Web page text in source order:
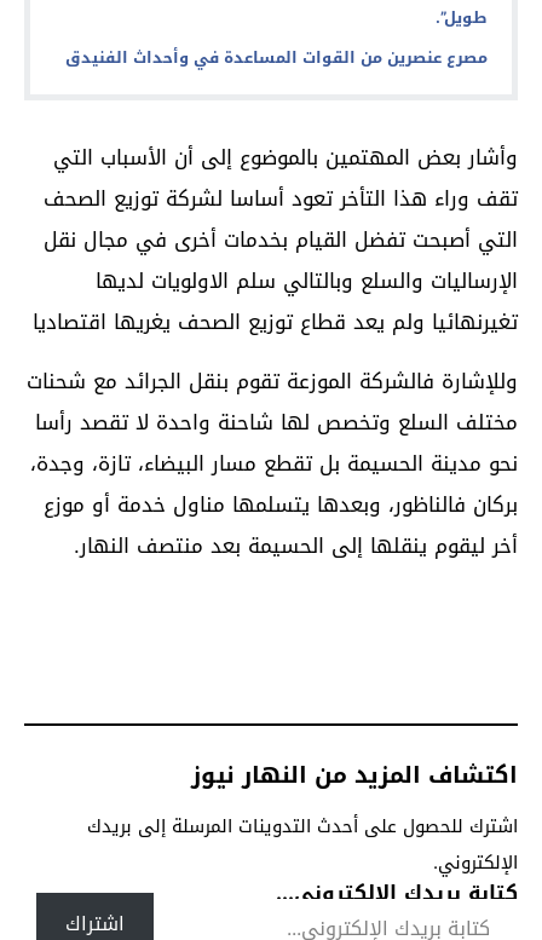
طويل”.
مصرع عنصرين من القوات المساعدة في وأحداث الفنيدق
وأشار بعض المهتمين بالموضوع إلى أن الأسباب التي
تقف وراء هذا التأخر تعود أساسا لشركة توزيع الصحف
التي أصبحت تفضل القيام بخدمات أخرى في مجال نقل
الإرساليات والسلع وبالتالي سلم الاولويات لديها
تغيرنهائيا ولم يعد قطاع توزيع الصحف يغريها اقتصاديا
وللإشارة فالشركة الموزعة تقوم بنقل الجرائد مع شحنات
مختلف السلع وتخصص لها شاحنة واحدة لا تقصد رأسا
نحو مدينة الحسيمة بل تقطع مسار البيضاء، تازة، وجدة،
بركان فالناظور، وبعدها يتسلمها مناول خدمة أو موزع
أخر ليقوم ينقلها إلى الحسيمة بعد منتصف النهار.
اكتشاف المزيد من النهار نيوز
اشترك للحصول على أحدث التدوينات المرسلة إلى بريدك
الإلكتروني.
كتابة بريدك الإلكتروني...
اشتراك